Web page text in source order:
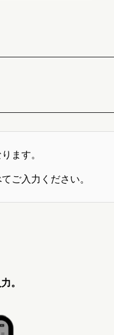
ます。
ご入力ください。
。